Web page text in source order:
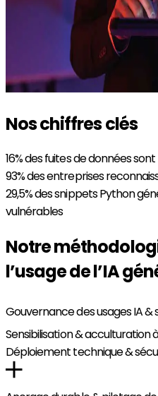
Nos chiffres clés
16%des fuites de données
93%des entreprises
29,5%des snippets Python
vulnérables
Notre
l’usage de l’IA
Gouvernance des usages IA
Sensibilisation & acculturation
Déploiement technique &